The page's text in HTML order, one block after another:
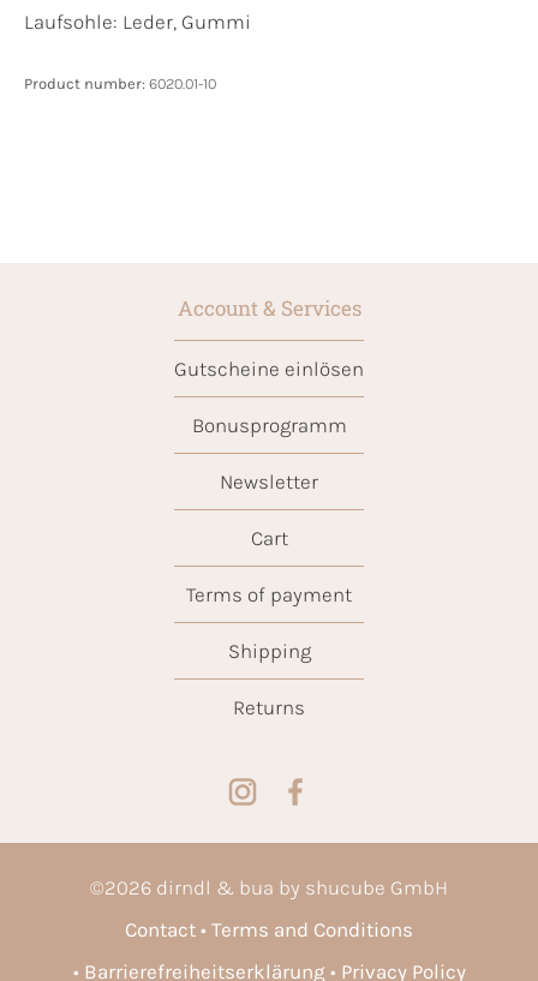
Laufsohle: Leder, Gummi
Product number: 6020.01-10
Account & Services
Gutscheine einlösen
Bonusprogramm
Newsletter
Cart
Terms of payment
Shipping
Returns
©2026 dirndl & bua by shucube GmbH
Contact
Terms and Conditions
Barrierefreiheitserklärung
Privacy Policy